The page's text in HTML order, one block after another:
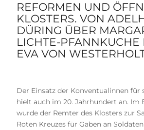
REFORMEN UND
KLOSTERS. VON
DÜRING ÜBER
LICHTE-PFANNKUCHE
EVA VON
Der Einsatz der Konventualinnen für
hielt auch im 20. Jahrhundert an. Im
wurde der Remter des Klosters zur
Roten Kreuzes für Gaben an